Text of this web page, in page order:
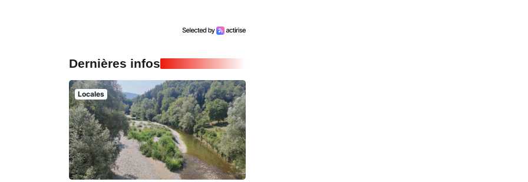
Dernières infos
Locales